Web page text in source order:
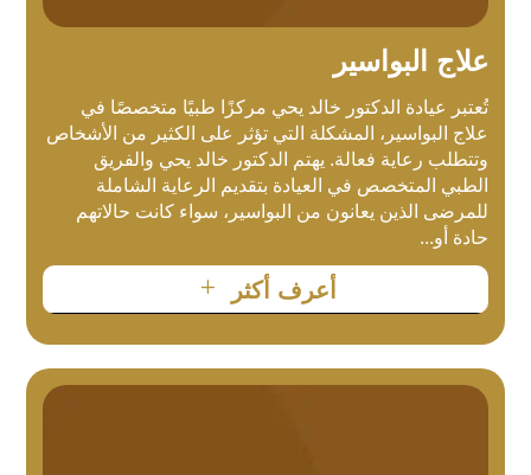
علاج البواسير
تُعتبر عيادة الدكتور خالد يحي مركزًا طبيًا متخصصًا في
علاج البواسير، المشكلة التي تؤثر على الكثير من الأشخاص
وتتطلب رعاية فعالة. يهتم الدكتور خالد يحي والفريق
الطبي المتخصص في العيادة بتقديم الرعاية الشاملة
للمرضى الذين يعانون من البواسير، سواء كانت حالاتهم
حادة أو...
أعرف أكثر L